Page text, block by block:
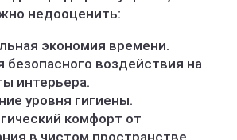
недооценить:
экономия времени.
безопасного воздействия на
интерьера.
уровня гигиены.
комфорт от
в чистом пространстве.